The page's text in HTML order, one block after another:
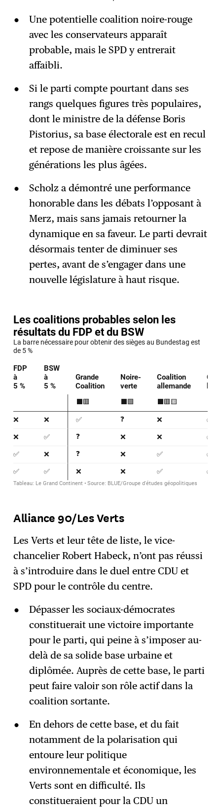
Une potentielle coalition noire-rouge
avec les conservateurs apparaît
probable, mais le SPD y entrerait
affaibli.
Si le parti compte pourtant dans ses
rangs quelques figures très populaires,
dont le ministre de la défense Boris
Pistorius, sa base électorale est en recul
et repose de manière croissante sur les
générations les plus âgées.
Scholz a démontré une performance
honorable dans les débats l’opposant à
Merz, mais sans jamais retourner la
dynamique en sa faveur. Le parti devrait
désormais tenter de diminuer ses
pertes, avant de s’engager dans une
nouvelle législature à haut risque.
Alliance 90/Les Verts
Les Verts et leur tête de liste, le vice-
chancelier Robert Habeck, n’ont pas réussi
à s’introduire dans le duel entre CDU et
SPD pour le contrôle du centre.
Dépasser les sociaux-démocrates
constituerait une victoire importante
pour le parti, qui peine à s’imposer au-
delà de sa solide base urbaine et
diplômée. Auprès de cette base, le parti
peut faire valoir son rôle actif dans la
coalition sortante.
En dehors de cette base, et du fait
notamment de la polarisation qui
entoure leur politique
environnementale et économique, les
Verts sont en difficulté. Ils
constitueraient pour la CDU un